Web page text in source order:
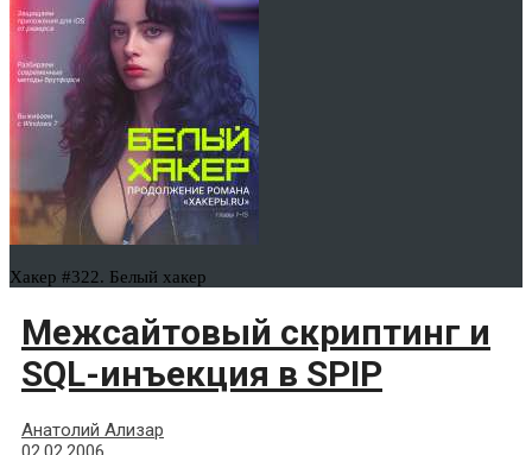
Хакер #322. Белый хакер
Межсайтовый скриптинг и
SQL-инъекция в SPIP
Анатолий Ализар